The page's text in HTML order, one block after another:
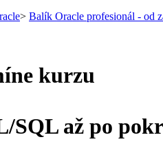
> Balík Oracle profesionál - od
kurzu
SQL až po